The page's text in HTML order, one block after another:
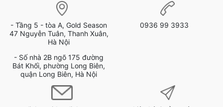
- Tầng 5 - tòa A, Gold Season
47 Nguyễn Tuân, Thanh Xuân,
Hà Nội
- Số nhà 2B ngõ 175 đường
Bát Khối, phường Long Biên,
quận Long Biên, Hà Nội
0936 99 3933